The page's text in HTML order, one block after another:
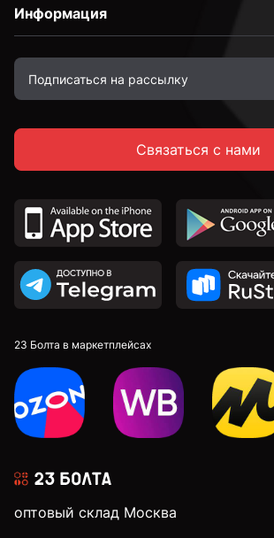
Информация
Связаться с нами
23 Болта в маркетплейсах
оптовый склад Москва